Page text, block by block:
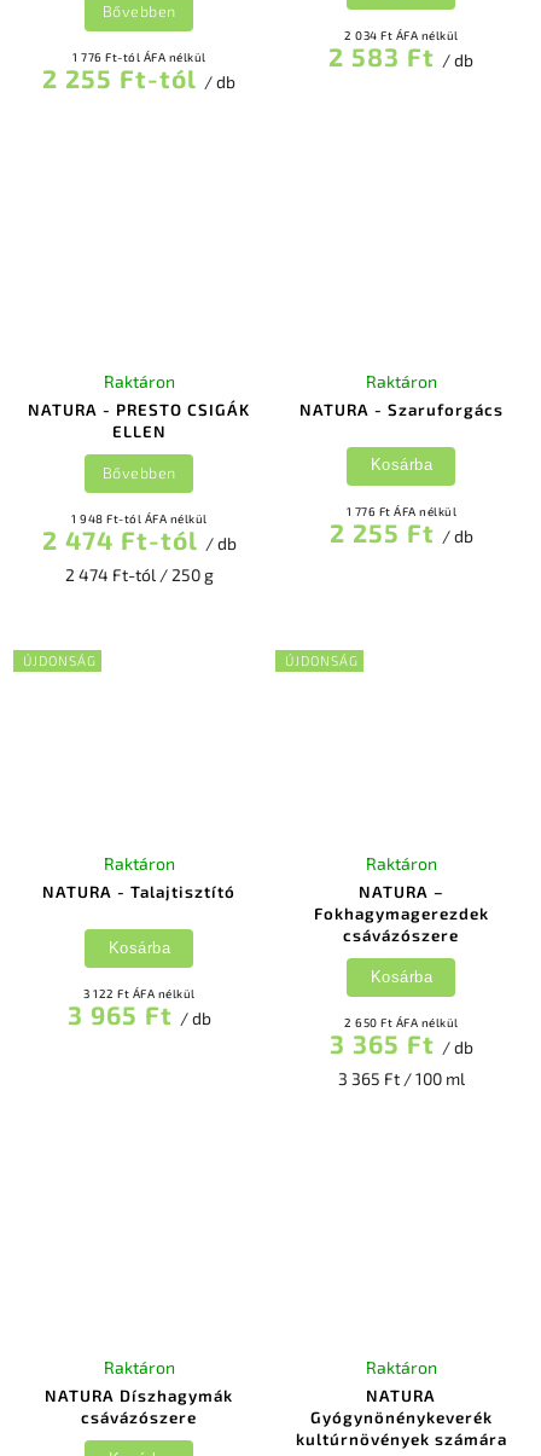
1 776 Ft-tól ÁFA nélkül
2 255 Ft-tól / db
Bővebben
2 034 Ft ÁFA nélkül
2 583 Ft / db
NATURA - PRESTO CSIGÁK
ELLEN
Raktáron
1 948 Ft-tól ÁFA nélkül
2 474 Ft-tól / db
2 474 Ft-tól / 250 g
Bővebben
NATURA - Szaruforgács
Raktáron
1 776 Ft ÁFA nélkül
2 255 Ft / db
Kosárba
ÚJDONSÁG
NATURA - Talajtisztító
Raktáron
3 122 Ft ÁFA nélkül
3 965 Ft / db
Kosárba
ÚJDONSÁG
NATURA –
Fokhagymagerezdek
csávázószere
Raktáron
2 650 Ft ÁFA nélkül
3 365 Ft / db
3 365 Ft / 100 ml
Kosárba
NATURA Díszhagymák
csávázószere
Raktáron
NATURA
Gyógynönénykeverék
kultúrnövények számára
Raktáron